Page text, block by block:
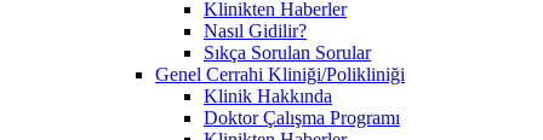
Klinikten Haberler
Nasıl Gidilir?
Sıkça Sorulan Sorular
Genel Cerrahi Kliniği/Polikliniği
Klinik Hakkında
Doktor Çalışma Programı